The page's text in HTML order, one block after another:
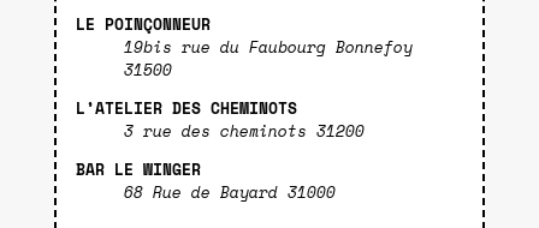
LE POINÇONNEUR
19bis rue du Faubourg Bonnefoy
31500
L’ATELIER DES CHEMINOTS
3 rue des cheminots 31200
BAR LE WINGER
68 Rue de Bayard 31000